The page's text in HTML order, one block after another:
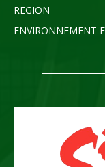
REGION
ENVIRONNEMENT